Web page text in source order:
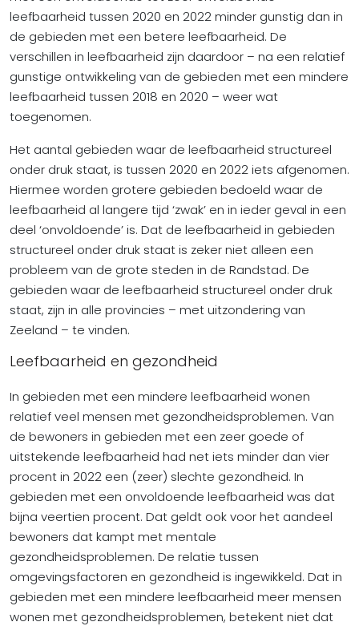
leefbaarheid tussen 2020 en 2022 minder gunstig dan in
de gebieden met een betere leefbaarheid. De
verschillen in leefbaarheid zijn daardoor – na een relatief
gunstige ontwikkeling van de gebieden met een mindere
leefbaarheid tussen 2018 en 2020 – weer wat
toegenomen.
Het aantal gebieden waar de leefbaarheid structureel
onder druk staat, is tussen 2020 en 2022 iets afgenomen.
Hiermee worden grotere gebieden bedoeld waar de
leefbaarheid al langere tijd ‘zwak’ en in ieder geval in een
deel ‘onvoldoende’ is. Dat de leefbaarheid in gebieden
structureel onder druk staat is zeker niet alleen een
probleem van de grote steden in de Randstad. De
gebieden waar de leefbaarheid structureel onder druk
staat, zijn in alle provincies – met uitzondering van
Zeeland – te vinden.
Leefbaarheid en gezondheid
In gebieden met een mindere leefbaarheid wonen
relatief veel mensen met gezondheidsproblemen. Van
de bewoners in gebieden met een zeer goede of
uitstekende leefbaarheid had net iets minder dan vier
procent in 2022 een (zeer) slechte gezondheid. In
gebieden met een onvoldoende leefbaarheid was dat
bijna veertien procent. Dat geldt ook voor het aandeel
bewoners dat kampt met mentale
gezondheidsproblemen. De relatie tussen
omgevingsfactoren en gezondheid is ingewikkeld. Dat in
gebieden met een mindere leefbaarheid meer mensen
wonen met gezondheidsproblemen, betekent niet dat